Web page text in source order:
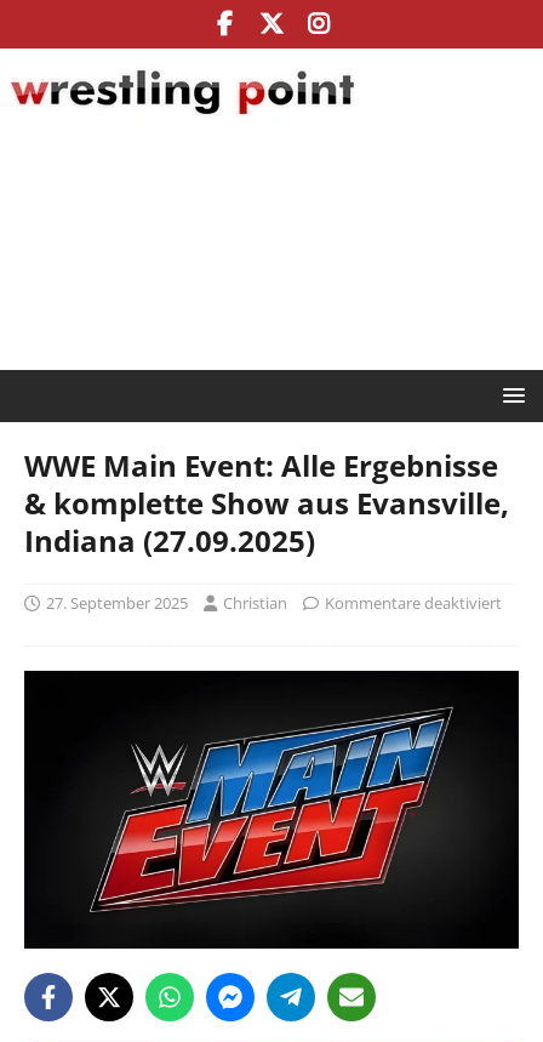
WWE Main Event: Alle Ergebnisse
& komplette Show aus Evansville,
Indiana (27.09.2025)
27. September 2025 Christian Kommentare deaktiviert